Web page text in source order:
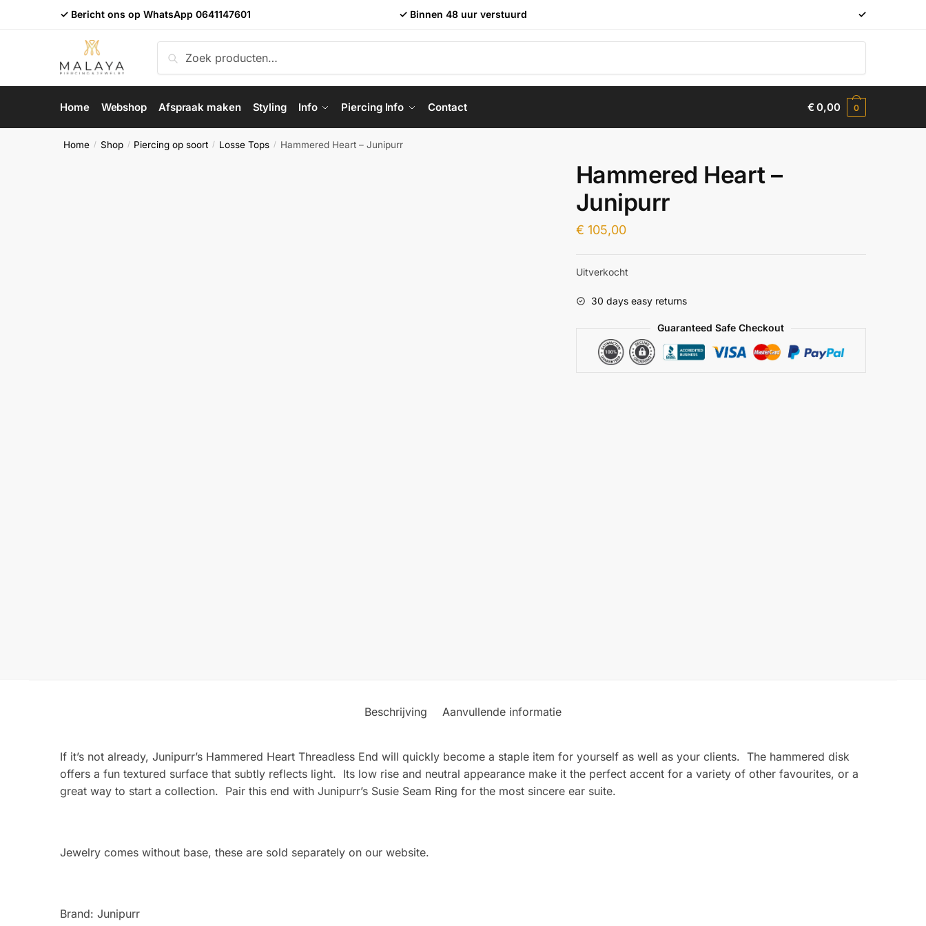
✓ Bericht ons op WhatsApp 0641147601 ✓ Binnen 48 uur verstuurd ✓
naar:
Zoeken
Home Webshop Afspraak maken Styling Info Piercing Info Contact €0,00 0
Home / Shop / Piercing op soort / Losse Tops / Hammered Heart – Junipurr
Hammered Heart –
Junipurr
€ 105,00
Uitverkocht
30 days easy returns
Guaranteed Safe Checkout
Beschrijving Aanvullende informatie
If it’s not already, Junipurr’s Hammered Heart Threadless End will quickly become a staple item for yourself as well as your clients. The hammered disk
offers a fun textured surface that subtly reflects light. Its low rise and neutral appearance make it the perfect accent for a variety of other favourites, or a
great way to start a collection. Pair this end with Junipurr’s Susie Seam Ring for the most sincere ear suite.
Jewelry comes without base, these are sold separately on our website.
Brand: Junipurr